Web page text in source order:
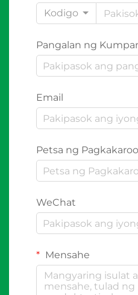
Kodigo
Pangalan ng
Email
Petsa ng
WeChat
Mensahe